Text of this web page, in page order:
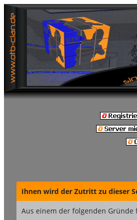
Ihnen wird der Zutritt zu dieser
Aus einem der folgenden